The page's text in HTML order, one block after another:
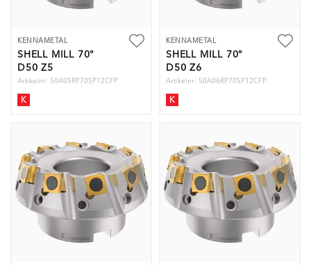
KENNAMETAL
SHELL MILL 70°
D50 Z5
Artikelnr: 50A05RP70SP12CFP
K
KENNAMETAL
SHELL MILL 70°
D50 Z6
Artikelnr: 50A06RP70SP12CFP
K